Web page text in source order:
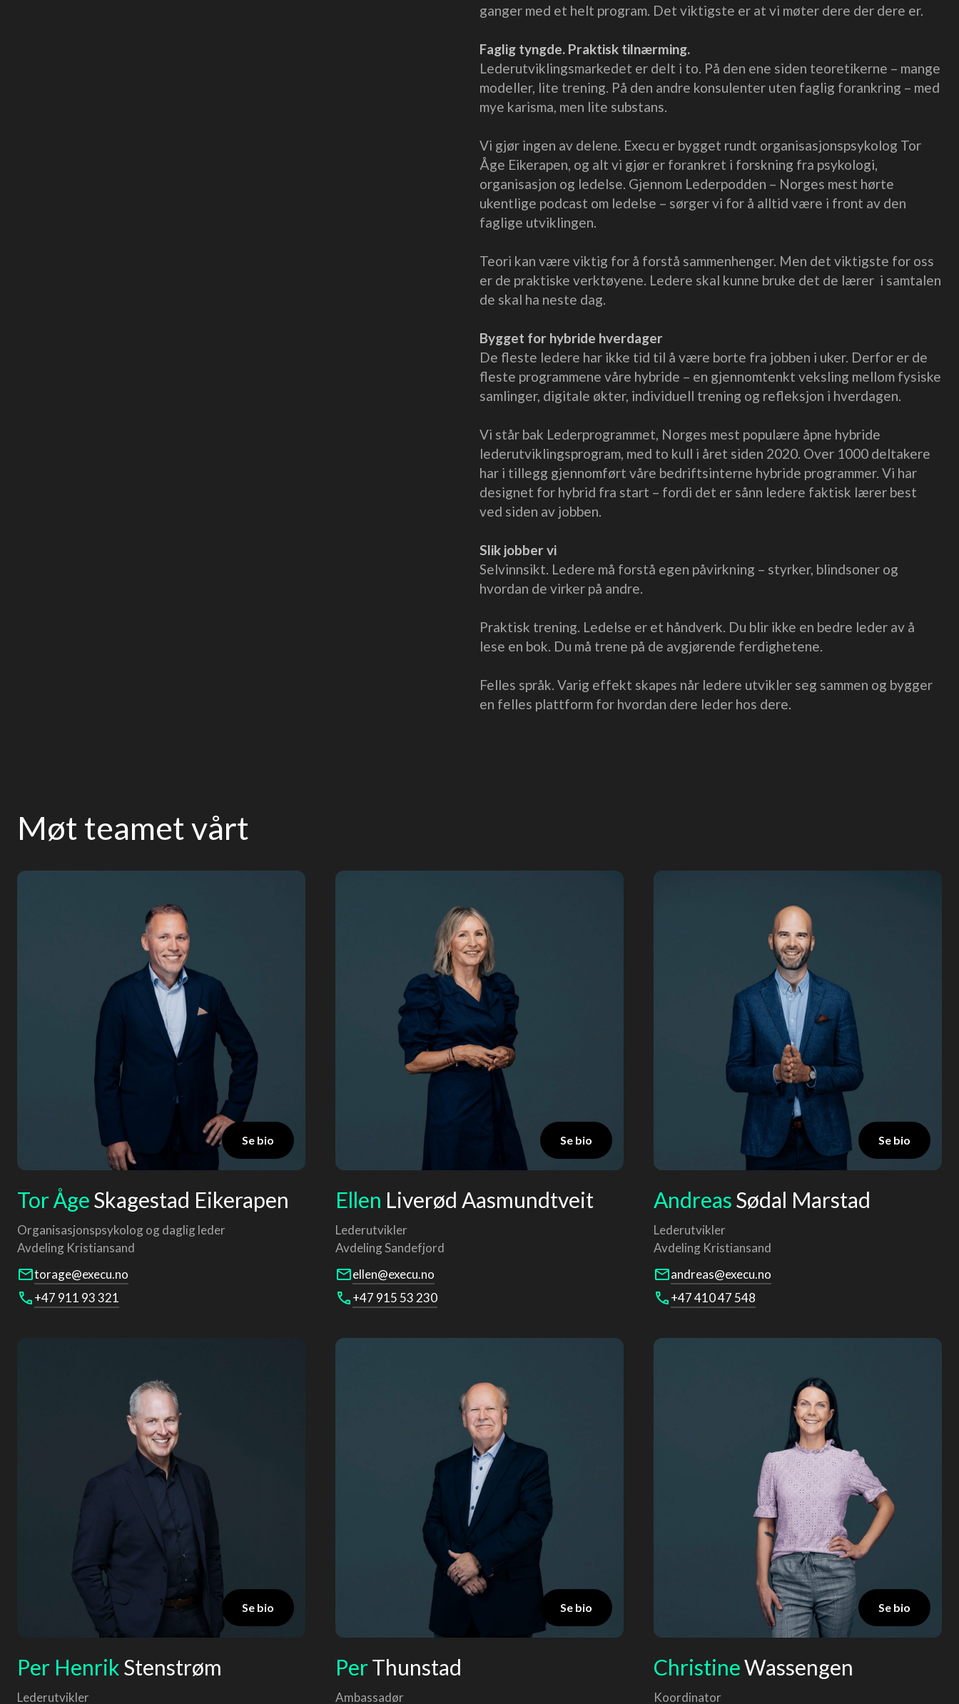
ganger med et helt program. Det viktigste er at vi møter dere der dere er.
Faglig tyngde. Praktisk tilnærming.
Lederutviklingsmarkedet er delt i to. På den ene siden teoretikerne – mange
modeller, lite trening. På den andre konsulenter uten faglig forankring – med
mye karisma, men lite substans.
Vi gjør ingen av delene. Execu er bygget rundt organisasjonspsykolog Tor
Åge Eikerapen, og alt vi gjør er forankret i forskning fra psykologi,
organisasjon og ledelse. Gjennom Lederpodden – Norges mest hørte
ukentlige podcast om ledelse – sørger vi for å alltid være i front av den
faglige utviklingen.
Teori kan være viktig for å forstå sammenhenger. Men det viktigste for oss
er de praktiske verktøyene. Ledere skal kunne bruke det de lærer i samtalen
de skal ha neste dag.
Bygget for hybride hverdager
De fleste ledere har ikke tid til å være borte fra jobben i uker. Derfor er de
fleste programmene våre hybride – en gjennomtenkt veksling mellom fysiske
samlinger, digitale økter, individuell trening og refleksjon i hverdagen.
Vi står bak Lederprogrammet, Norges mest populære åpne hybride
lederutviklingsprogram, med to kull i året siden 2020. Over 1000 deltakere
har i tillegg gjennomført våre bedriftsinterne hybride programmer. Vi har
designet for hybrid fra start – fordi det er sånn ledere faktisk lærer best
ved siden av jobben.
Slik jobber vi
Selvinnsikt. Ledere må forstå egen påvirkning – styrker, blindsoner og
hvordan de virker på andre.
Praktisk trening. Ledelse er et håndverk. Du blir ikke en bedre leder av å
lese en bok. Du må trene på de avgjørende ferdighetene.
Felles språk. Varig effekt skapes når ledere utvikler seg sammen og bygger
en felles plattform for hvordan dere leder hos dere.
Møt teamet vårt
Se bio
Tor ÅgeSkagestad Eikerapen
Organisasjonspsykolog og daglig leder
Avdeling Kristiansand
torage@execu.no
‍+47 911 93 321
Se bio
Ellen Liverød Aasmundtveit
Lederutvikler
AvdelingSandefjord
ellen@execu.no
+47 915 53 230
Se bio
AndreasSødal Marstad
Lederutvikler
Avdeling Kristiansand
andreas@execu.no
+47 410 47 548
Se bio
Per HenrikStenstrøm
Lederutvikler
Se bio
PerThunstad
Ambassadør
Se bio
ChristineWassengen
Koordinator